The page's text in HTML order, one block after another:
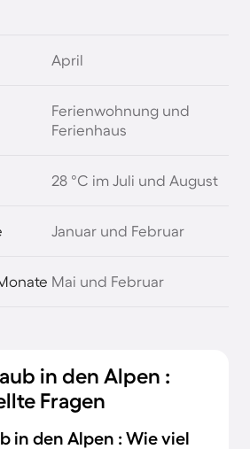
April
Ferienwohnung und
Ferienhaus
28 °C im Juli und August
Januar und Februar
Mai und Februar
in den Alpen :
Fragen
in den Alpen : Wie viel